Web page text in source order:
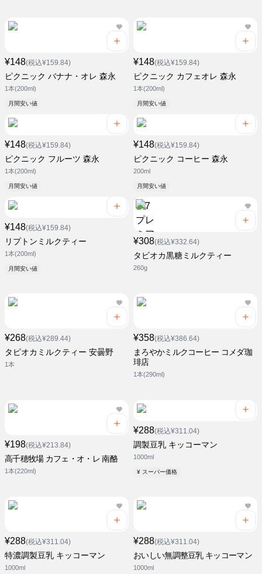
¥148(税込¥159.84)
ピクニック バナナ・オレ 森永
1本(200ml)
月間安い値
¥148(税込¥159.84)
ピクニック カフェオレ 森永
1本(200ml)
月間安い値
¥148(税込¥159.84)
ピクニック フルーツ 森永
1本(200ml)
月間安い値
¥148(税込¥159.84)
ピクニック コーヒー 森永
200ml
月間安い値
¥148(税込¥159.84)
リプトンミルクティー
1本(200ml)
月間安い値
¥308(税込¥332.64)
タビオカ黒糖ミルクティー
260g
¥268(税込¥289.44)
タピオカミルクティー 安曇野
1本
¥358(税込¥386.64)
まろやかミルクコーヒー コメダ珈
琲店
1本(290ml)
¥198(税込¥213.84)
高千穂牧場 カフェ・オ・レ 南酪
1本(220ml)
¥288(税込¥311.04)
調製豆乳 キッコーマン
1000ml
¥ スーパー価格
¥288(税込¥311.04)
特濃調製豆乳 キッコーマン
1000ml
¥288(税込¥311.04)
おいしい無調整豆乳 キッコーマン
1000ml